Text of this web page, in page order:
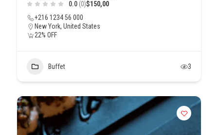
0.0 (0)$150,00
+216 1234 56 000
New York, United States
22% OFF
Buffet 3